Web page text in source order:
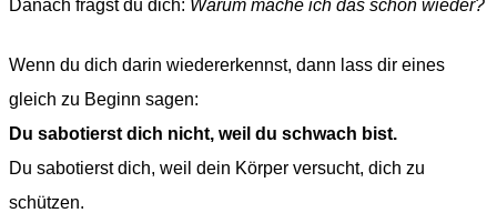
Danach fragst du dich: Warum mache ich das schon wieder?
Wenn du dich darin wiedererkennst, dann lass dir eines
gleich zu Beginn sagen:
Du sabotierst dich nicht, weil du schwach bist.
Du sabotierst dich, weil dein Körper versucht, dich zu
schützen.